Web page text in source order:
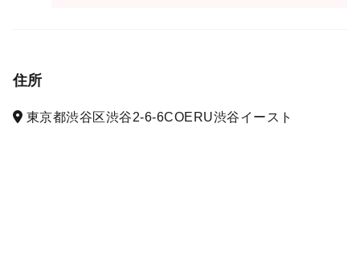
住所
東京都渋谷区渋谷2-6-6COERU渋谷イースト